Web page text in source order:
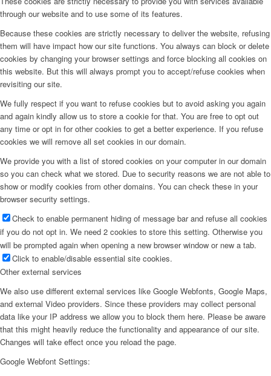
through our website and to use some of its features.
Because these cookies are strictly necessary to deliver the website, refusing
them will have impact how our site functions. You always can block or delete
cookies by changing your browser settings and force blocking all cookies on
this website. But this will always prompt you to accept/refuse cookies when
revisiting our site.
We fully respect if you want to refuse cookies but to avoid asking you again
and again kindly allow us to store a cookie for that. You are free to opt out
any time or opt in for other cookies to get a better experience. If you refuse
cookies we will remove all set cookies in our domain.
We provide you with a list of stored cookies on your computer in our domain
so you can check what we stored. Due to security reasons we are not able to
show or modify cookies from other domains. You can check these in your
browser security settings.
Check to enable permanent hiding of message bar and refuse all cookies
if you do not opt in. We need 2 cookies to store this setting. Otherwise you
will be prompted again when opening a new browser window or new a tab.
Click to enable/disable essential site cookies.
Other external services
We also use different external services like Google Webfonts, Google Maps,
and external Video providers. Since these providers may collect personal
data like your IP address we allow you to block them here. Please be aware
that this might heavily reduce the functionality and appearance of our site.
Changes will take effect once you reload the page.
Google Webfont Settings: